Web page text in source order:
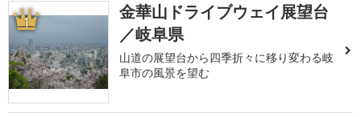
1
金華山ドライブウェイ展望台
／岐阜県
山道の展望台から四季折々に移り変わる岐
阜市の風景を望む